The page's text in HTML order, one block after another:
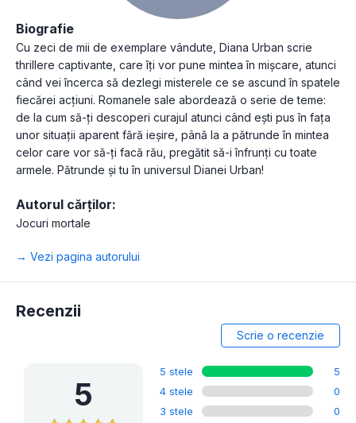
Biografie
Cu zeci de mii de exemplare vândute, Diana Urban scrie
thrillere captivante, care îți vor pune mintea în mișcare, atunci
când vei încerca să dezlegi misterele ce se ascund în spatele
fiecărei acțiuni. Romanele sale abordează o serie de teme:
de la cum să-ți descoperi curajul atunci când ești pus în fața
unor situații aparent fără ieșire, până la a pătrunde în mintea
celor care vor să-ți facă rău, pregătit să-i înfrunți cu toate
armele. Pătrunde și tu în universul Dianei Urban!
Autorul cărților:
Jocuri mortale
→ Vezi pagina autorului
Recenzii
Scrie o recenzie
5
5 stele
5
4 stele
0
3 stele
0